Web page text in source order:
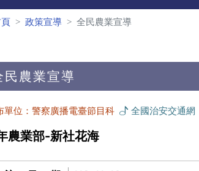
政策宣導 全民農業宣導
民農業宣導
單位：警察廣播電臺節目科 全國治安交通網
農業部-新社花海